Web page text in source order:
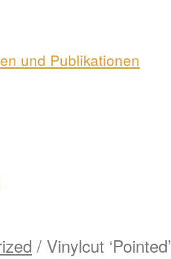
und Publikationen
/ Vinylcut ‘Pointed’